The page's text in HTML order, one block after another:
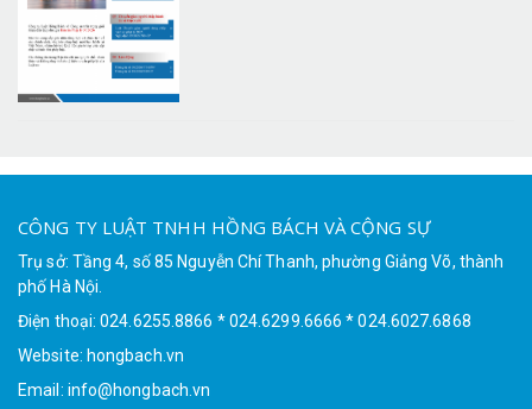
CÔNG TY LUẬT TNHH HỒNG BÁCH VÀ CỘNG SỰ
Trụ sở: Tầng 4, số 85 Nguyễn Chí Thanh, phường Giảng Võ, thành
phố Hà Nội.
Điện thoại: 024.6255.8866 * 024.6299.6666 * 024.6027.6868
Website: hongbach.vn
Email: info@hongbach.vn